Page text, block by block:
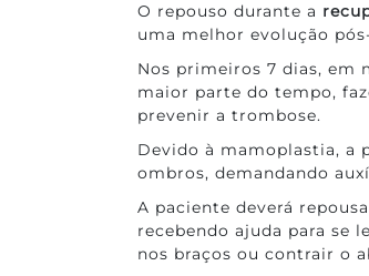
O repouso durante a
uma melhor evolução
Nos primeiros 7 dias, em
maior parte do tempo,
prevenir a trombose.
Devido à mamoplastia, a
ombros, demandando
A paciente deverá
recebendo ajuda para se
nos braços ou contrair o